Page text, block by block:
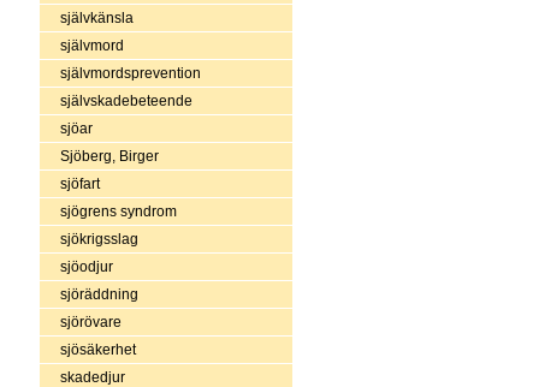
självkänsla
självmord
självmordsprevention
självskadebeteende
sjöar
Sjöberg, Birger
sjöfart
sjögrens syndrom
sjökrigsslag
sjöodjur
sjöräddning
sjörövare
sjösäkerhet
skadedjur